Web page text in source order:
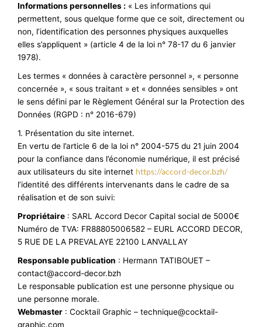
Informations personnelles : « Les informations qui
permettent, sous quelque forme que ce soit, directement ou
non, l’identification des personnes physiques auxquelles
elles s’appliquent » (article 4 de la loi n° 78-17 du 6 janvier
1978).
Les termes « données à caractère personnel », « personne
concernée », « sous traitant » et « données sensibles » ont
le sens défini par le Règlement Général sur la Protection des
Données (RGPD : n° 2016-679)
1. Présentation du site internet.
En vertu de l’article 6 de la loi n° 2004-575 du 21 juin 2004
pour la confiance dans l’économie numérique, il est précisé
aux utilisateurs du site internet https://accord-decor.bzh/
l’identité des différents intervenants dans le cadre de sa
réalisation et de son suivi:
Propriétaire : SARL Accord Decor Capital social de 5000€
Numéro de TVA: FR88805006582 – EURL ACCORD DECOR,
5 RUE DE LA PREVALAYE 22100 LANVALLAY
Responsable publication : Hermann TATIBOUET –
contact@accord-decor.bzh
Le responsable publication est une personne physique ou
une personne morale.
Webmaster : Cocktail Graphic – technique@cocktail-
graphic.com